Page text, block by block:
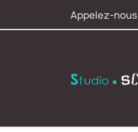
Appelez-nous